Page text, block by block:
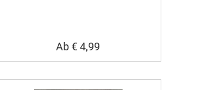
Ab € 4,99